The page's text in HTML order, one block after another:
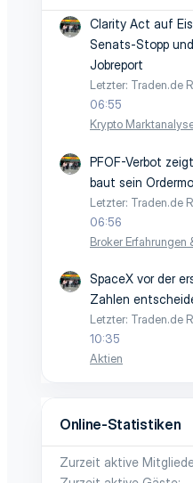
Clarity Act auf
Senats-Stopp
Jobreport
Letzter: Traden.de
06:55
Krypto
PFOF-Verbot
baut sein
Letzter: Traden.de
06:56
Broker Erfahrungen
SpaceX vor der
Zahlen
Letzter: Traden.de
10:35
Aktien
Online-Statistiken
Zurzeit aktive